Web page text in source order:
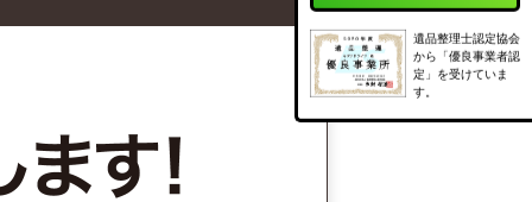
遺品整理士認定協会
から「優良事業者認
定」を受けていま
す。